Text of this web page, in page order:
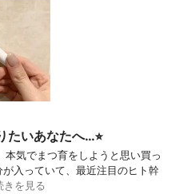
たいあなたへ…⭐︎
気でまつ育をしようと思い買っ
入っていて、最近注目のヒト幹
きを見る